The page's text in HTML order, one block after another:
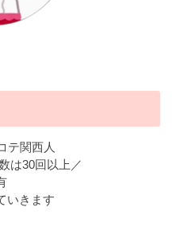
テ関西人
は30回以上／
いきます